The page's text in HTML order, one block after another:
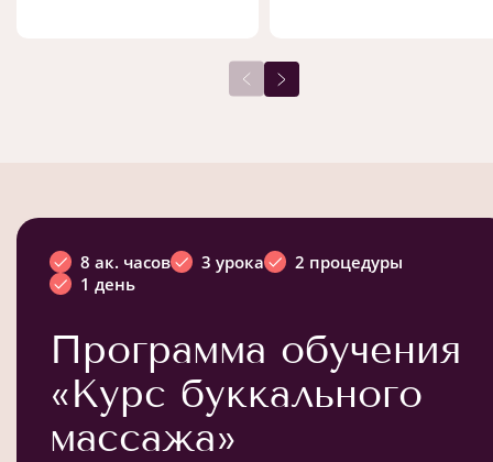
8 ак. часов 3 урока
2 процедуры
1 день
Программа обучения
«Курс буккального
массажа»